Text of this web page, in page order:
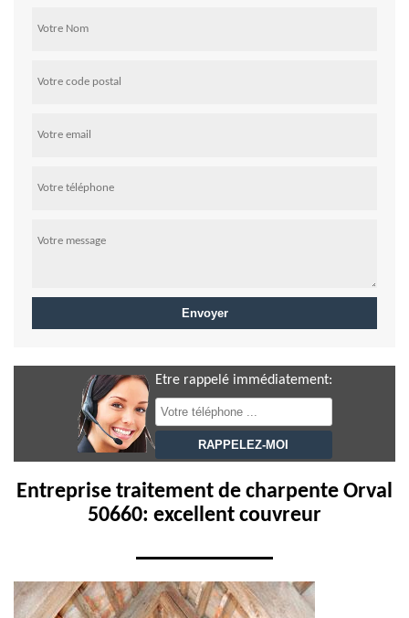
Etre rappelé immédiatement:
Entreprise traitement de charpente Orval
50660: excellent couvreur